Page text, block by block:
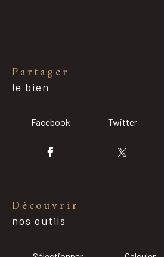
partager
le bien
Facebook Twitter
découvrir
nos outils